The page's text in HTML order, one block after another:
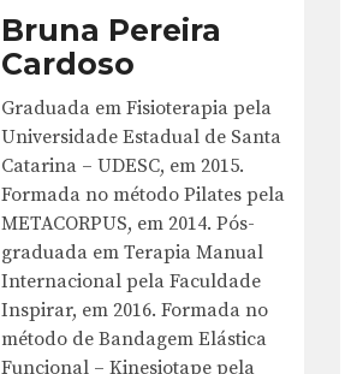
Bruna Pereira
Cardoso
Graduada em Fisioterapia pela
Universidade Estadual de Santa
Catarina – UDESC, em 2015.
Formada no método Pilates pela
METACORPUS, em 2014. Pós-
graduada em Terapia Manual
Internacional pela Faculdade
Inspirar, em 2016. Formada no
método de Bandagem Elástica
Funcional – Kinesiotape pela